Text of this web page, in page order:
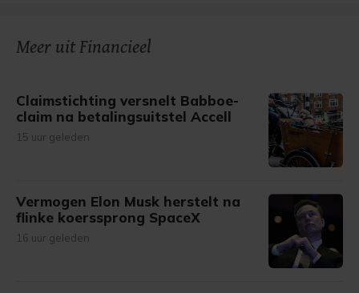
Meer uit Financieel
Claimstichting versnelt Babboe-
claim na betalingsuitstel Accell
15 uur geleden
Vermogen Elon Musk herstelt na
flinke koerssprong SpaceX
16 uur geleden